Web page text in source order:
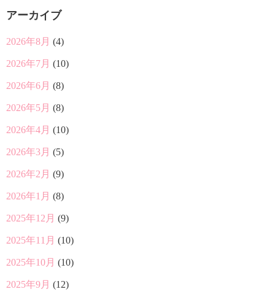
アーカイブ
2026年8月 (4)
2026年7月 (10)
2026年6月 (8)
2026年5月 (8)
2026年4月 (10)
2026年3月 (5)
2026年2月 (9)
2026年1月 (8)
2025年12月 (9)
2025年11月 (10)
2025年10月 (10)
2025年9月 (12)